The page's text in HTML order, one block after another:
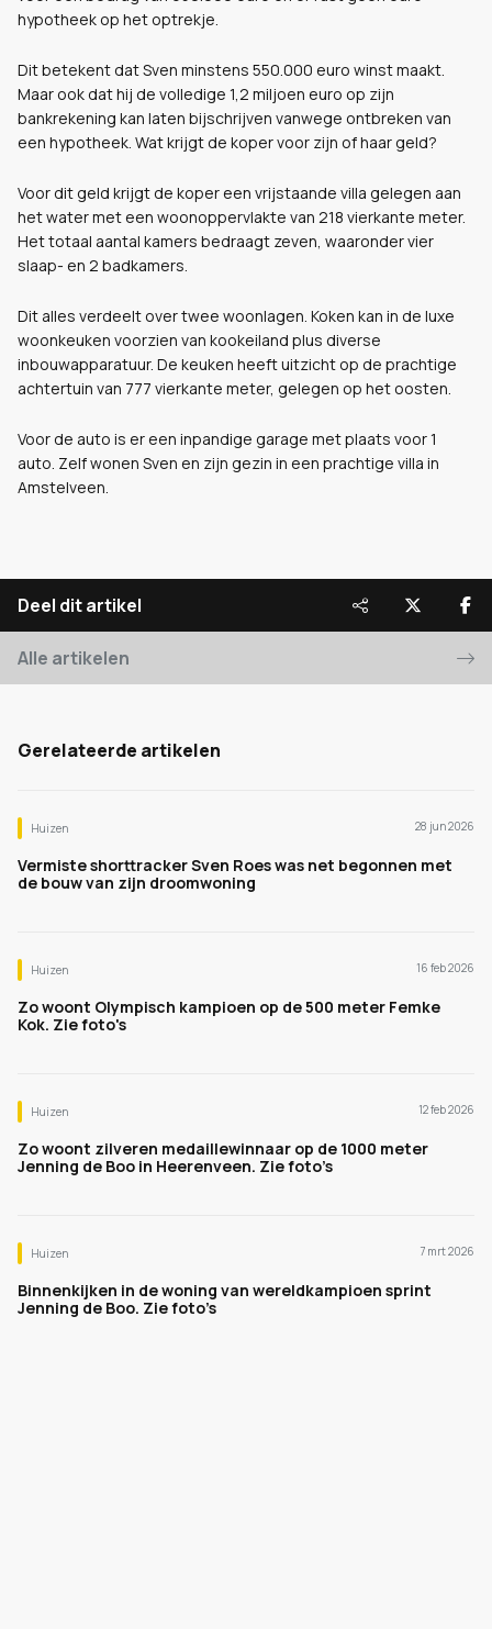
hypotheek op het optrekje.
Dit betekent dat Sven minstens 550.000 euro winst maakt.
Maar ook dat hij de volledige 1,2 miljoen euro op zijn
bankrekening kan laten bijschrijven vanwege ontbreken van
een hypotheek. Wat krijgt de koper voor zijn of haar geld?
Voor dit geld krijgt de koper een vrijstaande villa gelegen aan
het water met een woonoppervlakte van 218 vierkante meter.
Het totaal aantal kamers bedraagt zeven, waaronder vier
slaap- en 2 badkamers.
Dit alles verdeelt over twee woonlagen. Koken kan in de luxe
woonkeuken voorzien van kookeiland plus diverse
inbouwapparatuur. De keuken heeft uitzicht op de prachtige
achtertuin van 777 vierkante meter, gelegen op het oosten.
Voor de auto is er een inpandige garage met plaats voor 1
auto. Zelf wonen Sven en zijn gezin in een prachtige villa in
Amstelveen.
Deel dit artikel
Alle artikelen
Gerelateerde artikelen
Huizen 28 jun 2026
Vermiste shorttracker Sven Roes was net begonnen met
de bouw van zijn droomwoning
Huizen 16 feb 2026
Zo woont Olympisch kampioen op de 500 meter Femke
Kok. Zie foto's
Huizen 12 feb 2026
Zo woont zilveren medaillewinnaar op de 1000 meter
Jenning de Boo in Heerenveen. Zie foto’s
Huizen 7 mrt 2026
Binnenkijken in de woning van wereldkampioen sprint
Jenning de Boo. Zie foto’s